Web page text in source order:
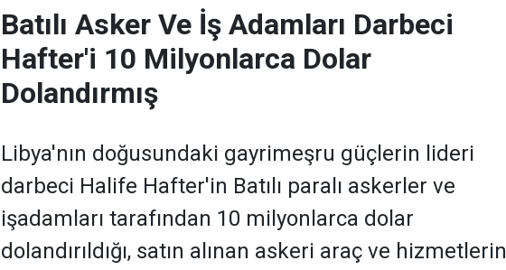
Batılı Asker Ve İş Adamları Darbeci
Hafter'i 10 Milyonlarca Dolar
Dolandırmış
Libya'nın doğusundaki gayrimeşru güçlerin lideri
darbeci Halife Hafter'in Batılı paralı askerler ve
işadamları tarafından 10 milyonlarca dolar
dolandırıldığı, satın alınan askeri araç ve hizmetlerin